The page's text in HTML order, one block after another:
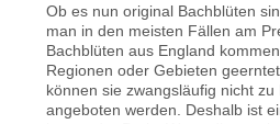
Ob es nun original Bachblüten
man in den meisten Fällen am
Bachblüten aus England
Regionen oder Gebieten
können sie zwangsläufig nicht zu
angeboten werden. Deshalb ist